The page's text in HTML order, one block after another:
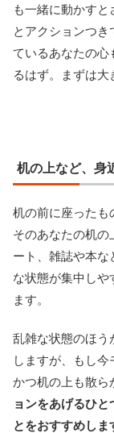
も一緒に動かす
とアクションつ
ているあなたの心
るはず。まずは大
机の上など、身
机の前に座ったも
そのあなたの机の
ート、雑誌や本な
な状態が集中しや
ます。
乱雑な状態のほう
しますが、もし
かつ机の上も散ら
ョンをあげるひ
とをおすすめしま